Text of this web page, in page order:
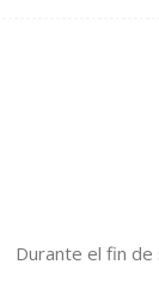
Durante el fin de